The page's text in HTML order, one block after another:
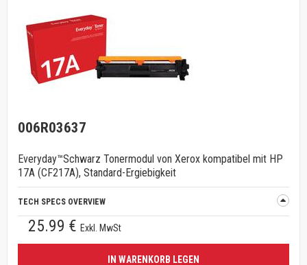
006R03637
Everyday™Schwarz Tonermodul von Xerox kompatibel mit HP
17A (CF217A), Standard-Ergiebigkeit
TECH SPECS OVERVIEW
25.99 € Exkl. MwSt
IN WARENKORB LEGEN